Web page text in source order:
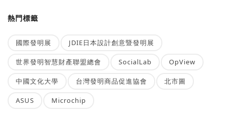
熱門標籤
國際發明展 JDIE日本設計創意暨發明展
世界發明智慧財產聯盟總會 SocialLab OpView
中國文化大學 台灣發明商品促進協會 北市圖
ASUS Microchip